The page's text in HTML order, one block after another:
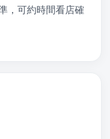
，可約時間看店確